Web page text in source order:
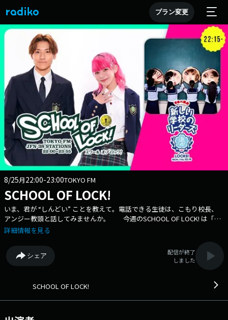
プラン変更
8/25月22:00-23:00TOKYO FM
SCHOOL OF LOCK!
いま、君が “しんどい” ことを教えて。電話できる生徒は、こもり校長、
アンジー教頭と話してみませんか。 今週のSCHOOL OF LOCK! は「し
んどー相談室」やります。 新学期がはじまるけど行きたくない。 友
ない。 学校の話、家族の話、勉強の話、人間関係の話……このほか、
どんなことでも大丈夫。 いま、君が“しんどい”と感じていることを教え
てください。 電話で話せる生徒は、こもり校長、アンジー教頭と話して
見られたくない生徒は、番組LINEやメールで送ってくれても大丈夫で
リです!） ◇メールを送る ◇公式LINEアカウントから送る ◇FAXを送
詳細情報を見る
シェア
配信が終了
しました
SCHOOL OF LOCK!